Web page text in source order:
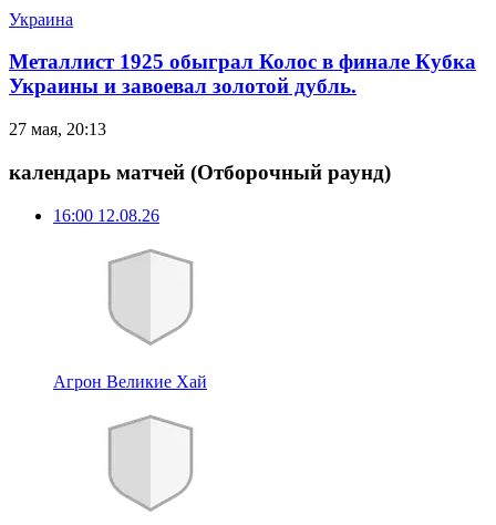
Украина
Металлист 1925 обыграл Колос в финале Кубка
Украины и завоевал золотой дубль.
27 мая, 20:13
календарь матчей (Отборочный раунд)
16:00 12.08.26
Агрон Великие Хай